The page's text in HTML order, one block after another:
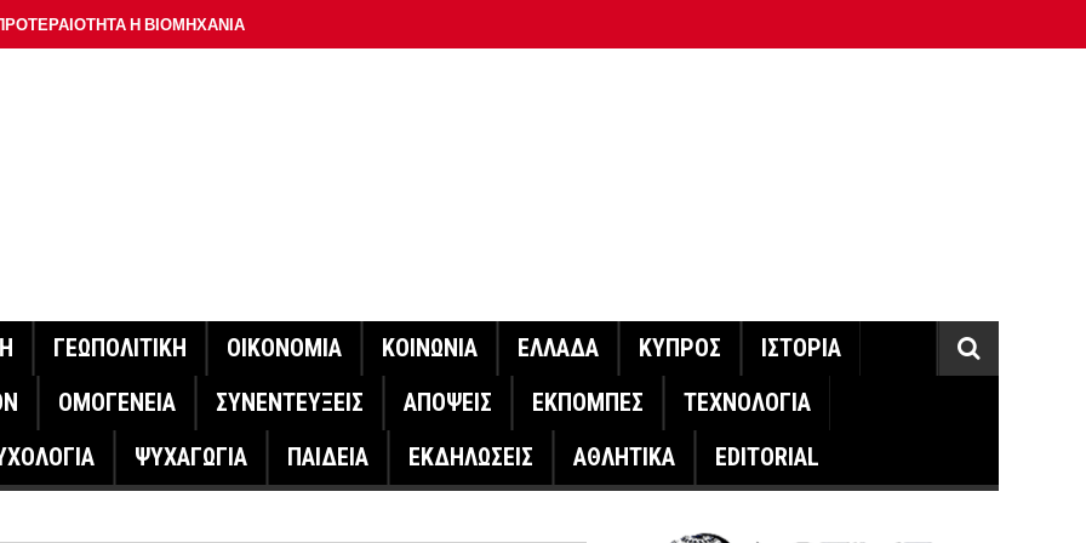
Η ΒΙΟΜΗΧΑΝΙΑ
Η ΠΛΑΤΦΟΡΜΑ
ΣΑΝ ΣΗΜΕΡΑ
Ο ΜΗΤΣΟΤΑΚΗΣ ΓΙΑ ΤΟΥΣ ΠΥΡΟΠΛΗΚΤΟΥΣ
ΕΡΕΥΝΗΤΗΣ ΣΤΗ ΔΑΝΙΑ ΣΧΕΔΙΑΖΕΙ DRONE ΓΙΑ ΤΗ
ΓΕΩΠΟΛΙΤΙΚΗ ΟΙΚΟΝΟΜΙΑ ΚΟΙΝΩΝΙΑ ΕΛΛΑΔΑ ΚΥΠΡΟΣ
ΙΣΤΟΡΙΑ
ΟΜΟΓΕΝΕΙΑ ΣΥΝΕΝΤΕΥΞΕΙΣ ΑΠΟΨΕΙΣ ΕΚΠΟΜΠΕΣ
ΤΕΧΝΟΛΟΓΙΑ
ΨΥΧΑΓΩΓΙΑ ΠΑΙΔΕΙΑ ΕΚΔΗΛΩΣΕΙΣ ΑΘΛΗΤΙΚΑ EDITORIAL